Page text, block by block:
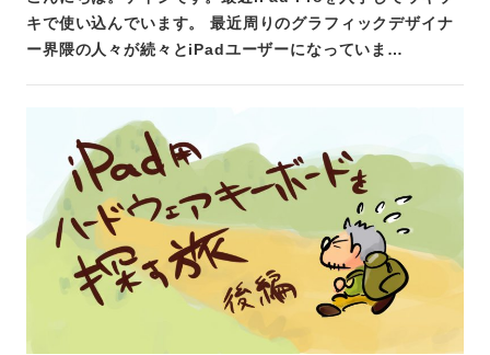
キで使い込んでいます。 最近周りのグラフィックデザイナ
ー界隈の人々が続々とiPadユーザーになっていま…